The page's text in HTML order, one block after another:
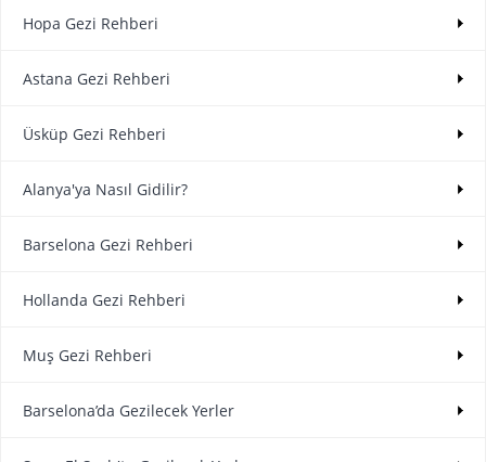
Hopa Gezi Rehberi
Astana Gezi Rehberi
Üsküp Gezi Rehberi
Alanya'ya Nasıl Gidilir?
Barselona Gezi Rehberi
Hollanda Gezi Rehberi
Muş Gezi Rehberi
Barselona’da Gezilecek Yerler